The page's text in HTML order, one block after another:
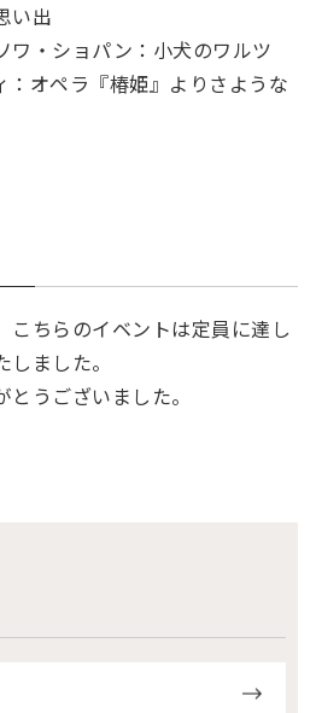
い出
ワ・ショパン：小犬のワルツ
：オペラ『椿姫』よりさような
こちらのイベントは定員に達し
ました。
うございました。